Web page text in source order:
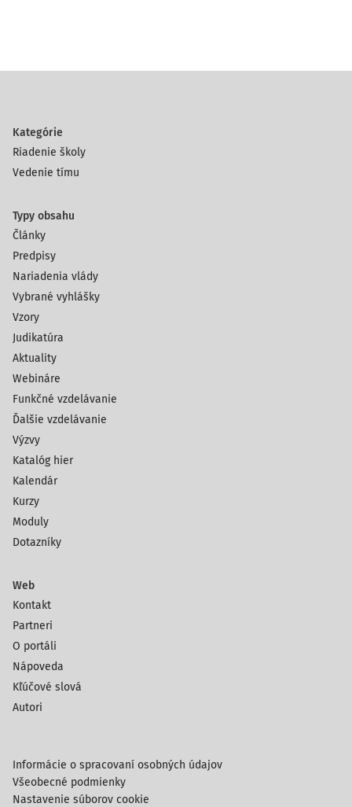
Kategórie
Riadenie školy
Vedenie tímu
Typy obsahu
Články
Predpisy
Nariadenia vlády
Vybrané vyhlášky
Vzory
Judikatúra
Aktuality
Webináre
Funkčné vzdelávanie
Ďalšie vzdelávanie
Výzvy
Katalóg hier
Kalendár
Kurzy
Moduly
Dotazníky
Web
Kontakt
Partneri
O portáli
Nápoveda
Kľúčové slová
Autori
Informácie o spracovaní osobných údajov
Všeobecné podmienky
Nastavenie súborov cookie